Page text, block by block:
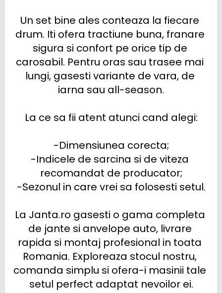
Un set bine ales conteaza la fiecare
drum. Iti ofera tractiune buna, franare
sigura si confort pe orice tip de
carosabil. Pentru oras sau trasee mai
lungi, gasesti variante de vara, de
iarna sau all-season.
La ce sa fii atent atunci cand alegi:
-Dimensiunea corecta;
-Indicele de sarcina si de viteza
recomandat de producator;
-Sezonul in care vrei sa folosesti setul.
La Janta.ro gasesti o gama completa
de jante si anvelope auto, livrare
rapida si montaj profesional in toata
Romania. Exploreaza stocul nostru,
comanda simplu si ofera-i masinii tale
setul perfect adaptat nevoilor ei.